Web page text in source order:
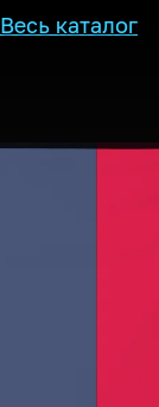
Весь каталог